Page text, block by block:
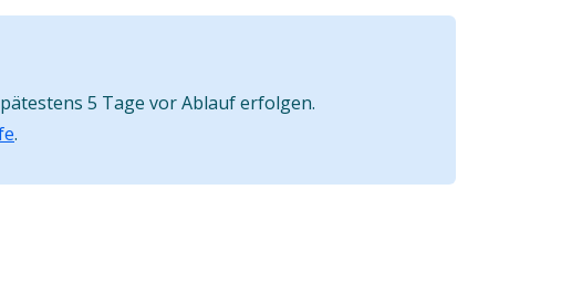
5 Tage vor Ablauf erfolgen.
.